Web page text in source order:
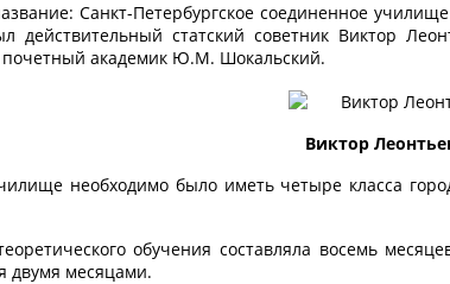
Санкт-Петербургское соединенное
действительный статский советник Виктор
почетный академик Ю.М. Шокальский.
Виктор
необходимо было иметь четыре класса
обучения составляла восемь
двумя месяцами.